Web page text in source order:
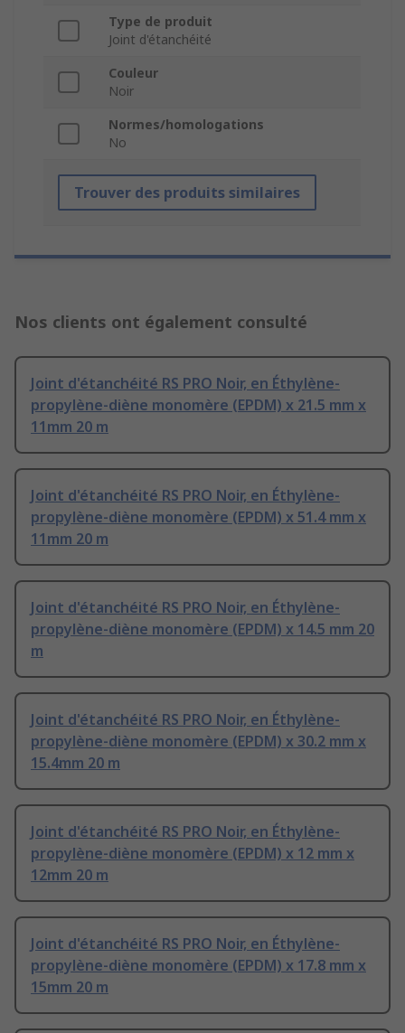
Type de produit
Joint d'étanchéité
Couleur
Noir
Normes/homologations
No
Trouver des produits similaires
Nos clients ont également consulté
Joint d'étanchéité RS PRO Noir, en Éthylène-
propylène-diène monomère (EPDM) x 21.5 mm x
11mm 20 m
Joint d'étanchéité RS PRO Noir, en Éthylène-
propylène-diène monomère (EPDM) x 51.4 mm x
11mm 20 m
Joint d'étanchéité RS PRO Noir, en Éthylène-
propylène-diène monomère (EPDM) x 14.5 mm 20
m
Joint d'étanchéité RS PRO Noir, en Éthylène-
propylène-diène monomère (EPDM) x 30.2 mm x
15.4mm 20 m
Joint d'étanchéité RS PRO Noir, en Éthylène-
propylène-diène monomère (EPDM) x 12 mm x
12mm 20 m
Joint d'étanchéité RS PRO Noir, en Éthylène-
propylène-diène monomère (EPDM) x 17.8 mm x
15mm 20 m